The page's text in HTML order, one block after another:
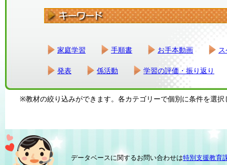
家庭学習 手順書 お手本動画
発表 係活動 学習の評価・振り返り
※教材の絞り込みができます。各カテゴリーで個別に条件を選択
データベースに関するお問い合わせは特別支援教育